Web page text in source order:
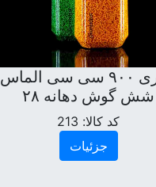
بطری ۹۰۰ سی سی الماس
شش گوش دهانه ۲۸
کد کالا: 213
جزئیات